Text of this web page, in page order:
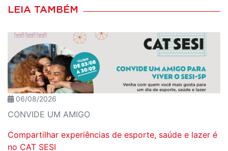
LEIA TAMBÉM
06/08/2026
CONVIDE UM AMIGO
Compartilhar experiências de esporte, saúde e lazer é
no CAT SESI